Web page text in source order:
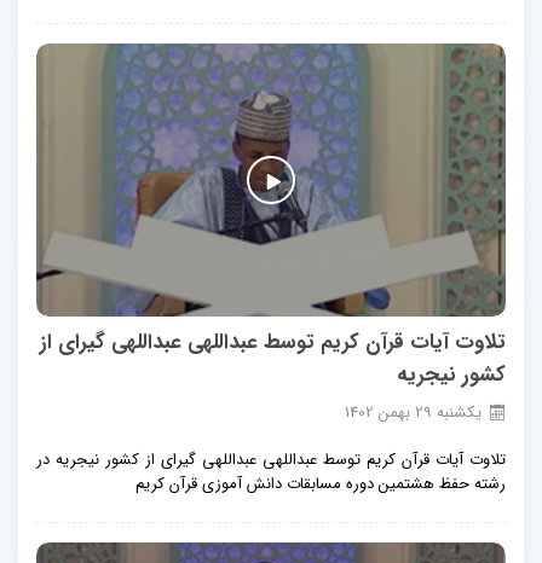
تلاوت آیات قرآن کریم توسط عبداللهی عبداللهی گیرای از
کشور نیجریه
يكشنبه 29 بهمن 1402
تلاوت آیات قرآن کریم توسط عبداللهی عبداللهی گیرای از کشور نیجریه در
رشته حفظ هشتمین دوره مسابقات دانش آموزی قرآن کریم